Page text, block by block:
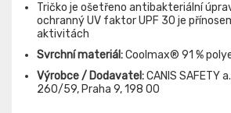
Tričko je ošetřeno antibakteriální
ochranný UV faktor UPF 30 je
aktivitách
Svrchní materiál:Coolmax® 91 %
Výrobce / Dodavatel:CANIS SAFETY
260/59, Praha 9, 198 00